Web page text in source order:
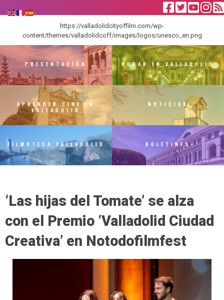
https://valladolidcityoffilm.com/wp-
content/themes/valladolidcoff/images/logos/unesco_en.png
PRESENTACIÓN RODAR EN VALLADOLID
APRENDER CINE EN
VALLADOLID
NOTICIAS
FILMOTECA VALLADOLID BOLETINES
‘Las hijas del Tomate’ se alza
con el Premio ‘Valladolid Ciudad
Creativa’ en Notodofilmfest